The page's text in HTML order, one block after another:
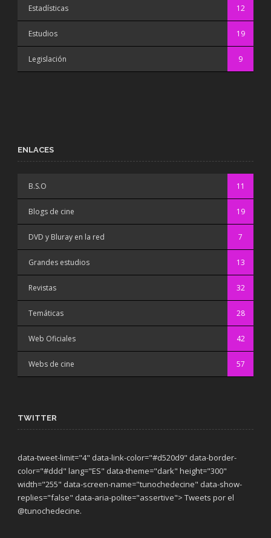
Estadísticas 12
Estudios 19
Legislación 9
ENLACES
B.S.O 11
Blogs de cine 19
DVD y Bluray en la red 7
Grandes estudios 13
Revistas 32
Temáticas 28
Web Oficiales 42
Webs de cine 57
TWITTER
data-tweet-limit="4" data-link-color="#d520d9" data-border-
color="#ddd" lang="ES" data-theme="dark" height="300"
width="255" data-screen-name="tunochedecine" data-show-
replies="false" data-aria-polite="assertive"> Tweets por el
@tunochedecine.